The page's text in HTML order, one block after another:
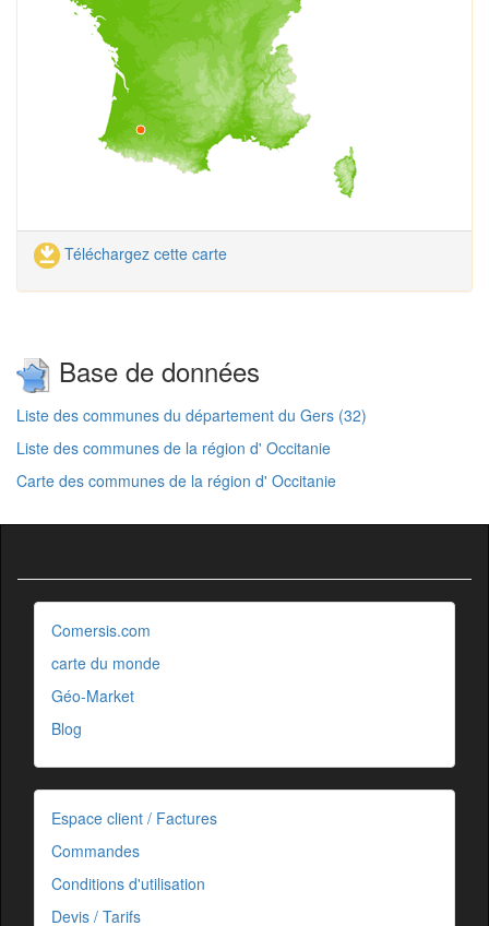
Téléchargez cette carte
Base de données
Liste des communes du département du Gers (32)
Liste des communes de la région d' Occitanie
Carte des communes de la région d' Occitanie
Comersis.com
carte du monde
Géo-Market
Blog
Espace client / Factures
Commandes
Conditions d'utilisation
Devis / Tarifs